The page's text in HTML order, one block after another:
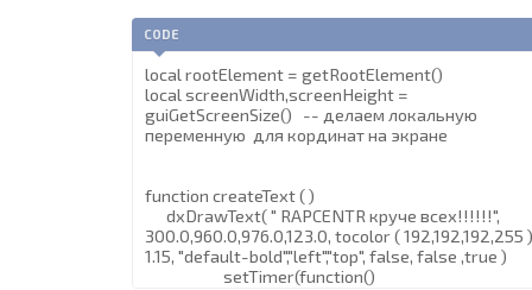
CODE
local rootElement = getRootElement()
local screenWidth,screenHeight =
guiGetScreenSize() -- делаем локальную
переменную для кординат на экране
function createText ( )
dxDrawText( " RAPCENTR круче всех!!!!!!",
300.0,960.0,976.0,123.0, tocolor ( 192,192,192,255
1.15, "default-bold","left","top", false, false ,true )
setTimer(function()